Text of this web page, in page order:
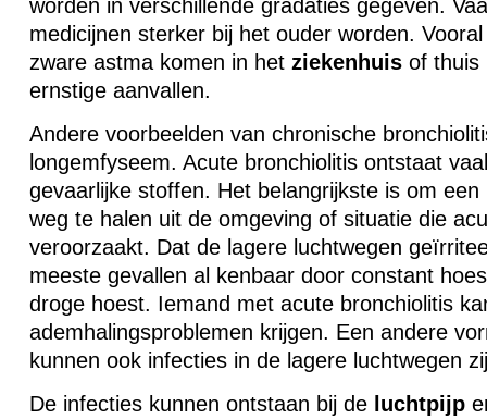
worden in verschillende gradaties gegeven.
medicijnen sterker bij het ouder worden.
zware astma komen in het ziekenhuisof thuis
ernstige aanvallen.
Andere voorbeelden van chronische
longemfyseem. Acute bronchiolitis ontstaat
gevaarlijke stoffen. Het belangrijkste is om
weg te halen uit de omgeving of situatie die
veroorzaakt. Dat de lagere luchtwegen
meeste gevallen al kenbaar door constant
droge hoest. Iemand met acute bronchiolitis
ademhalingsproblemen krijgen. Een andere
kunnen ook infecties in de lagere luchtwegen
De infecties kunnen ontstaan bij de luchtpijp